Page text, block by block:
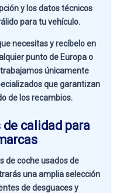
y los datos técnicos
para tu vehículo.
necesitas y recíbelo en
punto de Europa o
trabajamos únicamente
que garantizan
de los recambios.
de calidad para
de coche usados de
una amplia selección
de desguaces y